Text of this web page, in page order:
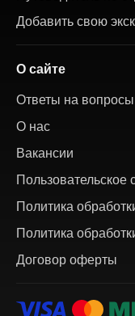
Добавить свою
О сайте
Ответы на вопросы
О нас
Вакансии
Пользовательское
Политика
Политика
Договор оферты